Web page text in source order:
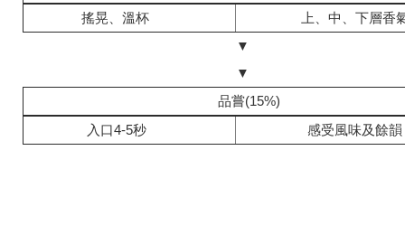
搖晃、溫杯
上、中、下層香
▼
▼
品嘗(15%)
入口4-5秒
感受風味及餘韻